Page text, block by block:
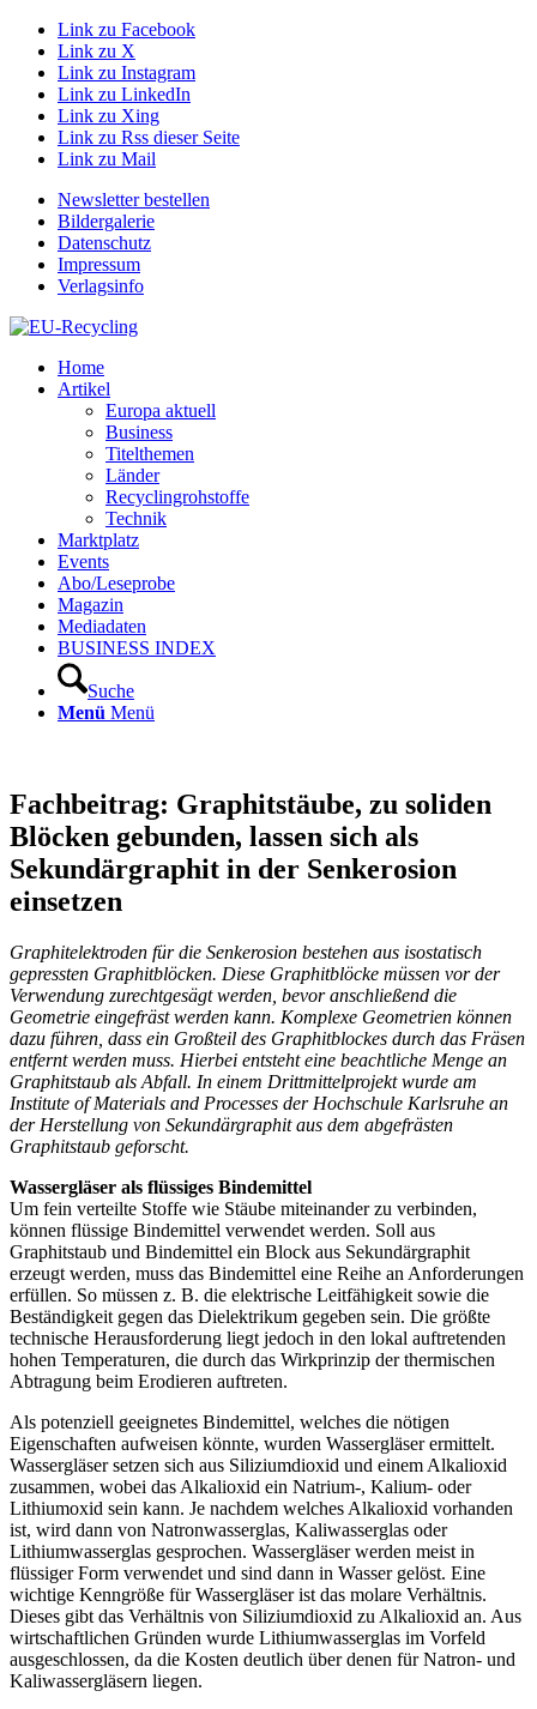
Link zu Facebook
Link zu X
Link zu Instagram
Link zu LinkedIn
Link zu Xing
Link zu Rss dieser Seite
Link zu Mail
Newsletter bestellen
Bildergalerie
Datenschutz
Impressum
Verlagsinfo
Home
Artikel
Europa aktuell
Business
Titelthemen
Länder
Recyclingrohstoffe
Technik
Marktplatz
Events
Abo/Leseprobe
Magazin
Mediadaten
BUSINESS INDEX
Suche
Menü Menü
Fachbeitrag: Graphitstäube, zu soliden
Blöcken gebunden, lassen sich als
Sekundärgraphit in der Senkerosion
einsetzen
Graphitelektroden für die Senkerosion bestehen aus isostatisch
gepressten Graphitblöcken. Diese Graphitblöcke müssen vor der
Verwendung zurechtgesägt werden, bevor anschließend die
Geometrie eingefräst werden kann. Komplexe Geometrien können
dazu führen, dass ein Großteil des Graphitblockes durch das Fräsen
entfernt werden muss. Hierbei entsteht eine beachtliche Menge an
Graphitstaub als Abfall. In einem Drittmittelprojekt wurde am
Institute of Materials and Processes der Hochschule Karlsruhe an
der Herstellung von Sekundärgraphit aus dem abgefrästen
Graphitstaub geforscht.
Wassergläser als flüssiges Bindemittel
Um fein verteilte Stoffe wie Stäube miteinander zu verbinden,
können flüssige Bindemittel verwendet werden. Soll aus
Graphitstaub und Bindemittel ein Block aus Sekundärgraphit
erzeugt werden, muss das Bindemittel eine Reihe an Anforderungen
erfüllen. So müssen z. B. die elektrische Leitfähigkeit sowie die
Beständigkeit gegen das Dielektrikum gegeben sein. Die größte
technische Herausforderung liegt jedoch in den lokal auftretenden
hohen Temperaturen, die durch das Wirkprinzip der thermischen
Abtragung beim Erodieren auftreten.
Als potenziell geeignetes Bindemittel, welches die nötigen
Eigenschaften aufweisen könnte, wurden Wassergläser ermittelt.
Wassergläser setzen sich aus Siliziumdioxid und einem Alkalioxid
zusammen, wobei das Alkalioxid ein Natrium-, Kalium- oder
Lithiumoxid sein kann. Je nachdem welches Alkalioxid vorhanden
ist, wird dann von Natronwasserglas, Kaliwasserglas oder
Lithiumwasserglas gesprochen. Wassergläser werden meist in
flüssiger Form verwendet und sind dann in Wasser gelöst. Eine
wichtige Kenngröße für Wassergläser ist das molare Verhältnis.
Dieses gibt das Verhältnis von Siliziumdioxid zu Alkalioxid an. Aus
wirtschaftlichen Gründen wurde Lithiumwasserglas im Vorfeld
ausgeschlossen, da die Kosten deutlich über denen für Natron- und
Kaliwassergläsern liegen.